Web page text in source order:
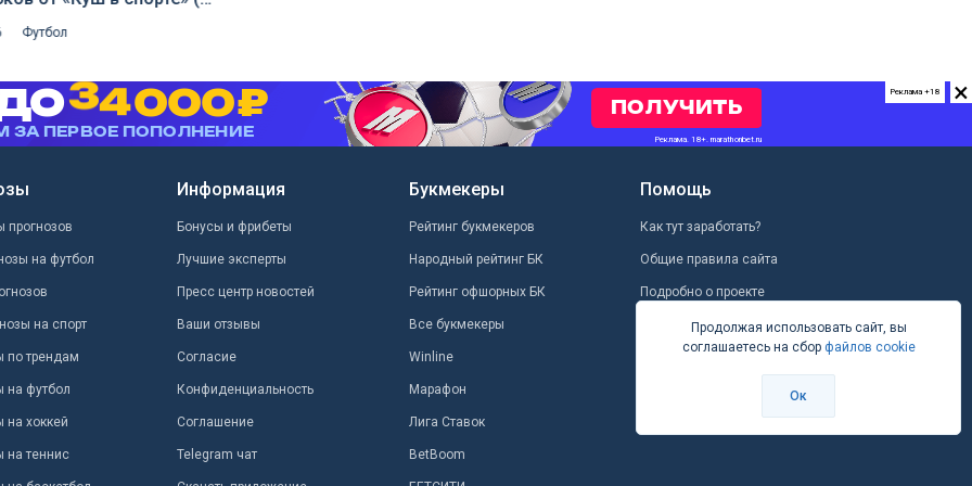
2026)
Футбол
×
Реклама +18
прогнозов
на футбол
на спорт
по трендам
на футбол
на хоккей
на теннис
Информация
Бонусы и фрибеты
Лучшие эксперты
Пресс центр новостей
Ваши отзывы
Согласие
Конфиденциальность
Соглашение
Telegram чат
Букмекеры
Рейтинг букмекеров
Народный рейтинг БК
Рейтинг офшорных БК
Все букмекеры
Winline
Марафон
Лига Ставок
BetBoom
Помощь
Как тут заработать?
Общие правила сайта
Подробно о проекте
Школа ставокПродолжая использовать сайт, вы
соглашаетесь на сбор файлов cookie
Ок